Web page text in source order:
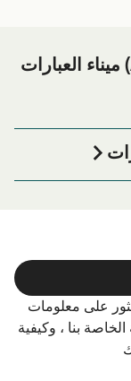
عن أماكن السكن
على معلومات
بنا ، وكيفية